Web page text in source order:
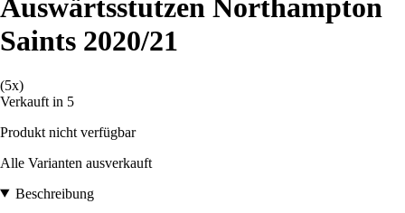
Auswärtsstutzen Northampton
Saints 2020/21
(5x)
Verkauft in 5
Produkt nicht verfügbar
Alle Varianten ausverkauft
Beschreibung